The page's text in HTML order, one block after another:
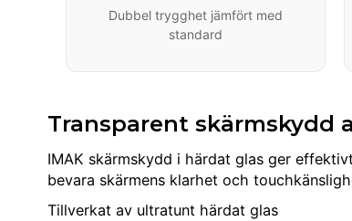
Dubbel trygghet jämfört med
standard
Transparent skärmskydd
IMAK skärmskydd i härdat glas ger
bevara skärmens klarhet och
Tillverkat av ultratunt härdat glas